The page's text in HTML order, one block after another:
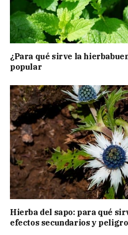
¿Para qué sirve la
popular
Hierba del sapo: para qué
efectos secundarios y